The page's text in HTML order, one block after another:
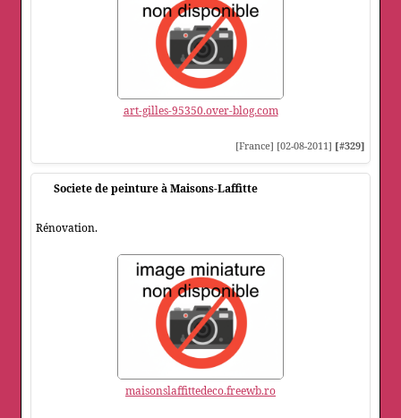
art-gilles-95350.over-blog.com
[France] [02-08-2011] [#329]
Societe de peinture à Maisons-Laffitte
Rénovation.
maisonslaffittedeco.freewb.ro